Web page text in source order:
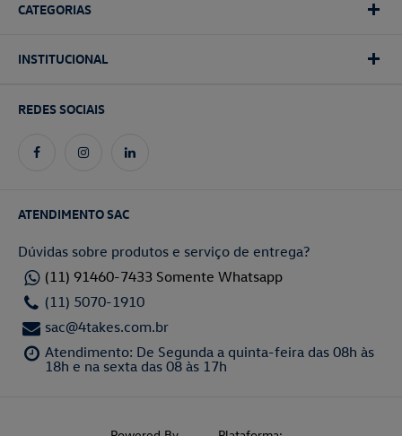
CATEGORIAS
INSTITUCIONAL
REDES SOCIAIS
ATENDIMENTO SAC
Dúvidas sobre produtos e serviço de entrega?
(11) 91460-7433 Somente Whatsapp
(11) 5070-1910
sac@4takes.com.br
Atendimento: De Segunda a quinta-feira das 08h às
18h e na sexta das 08 às 17h